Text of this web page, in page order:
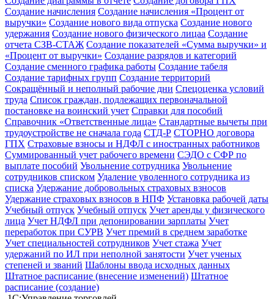
Создание начисления Создание начисления «Процент от
выручки» Создание нового вида отпуска Создание нового
удержания Создание нового физического лицаа Создание
отчета СЗВ-СТАЖ Создание показателей «Сумма выручки» и
«Процент от выручки» Создание разрядов и категорий
Создание сменного графика работы Создание табеля
Создание тарифных групп Создание территорий
Сокращённый и неполный рабочие дни Спецоценка условий
труда Список граждан, подлежащих первоначальной
постановке на воинский учет Справки для пособий
Справочник «Ответственные лица» Стандартные вычеты при
трудоустройстве не сначала года СТД-Р СТОРНО договора
ГПХ Страховые взносы и НДФЛ с иностранных работников
Суммированный учет рабочего времени СЭДО с СФР по
выплате пособий Увольнение сотрудника Увольнение
сотрудников списком Удаление уволенного сотрудника из
списка Удержание добровольных страховых взносов
Удержание страховых взносов в НПФ Установка рабочей даты
Учебный отпуск Учебный отпуск Учет аренды у физического
лица Учет НДФЛ при депонировании зарплаты Учет
переработок при СУРВ Учет премий в среднем заработке
Учет специальностей сотрудников Учет стажа Учет
удержаний по ИЛ при неполной занятости Учет ученых
степеней и званий Шаблоны ввода исходных данных
Штатное расписание (внесение изменений) Штатное
расписание (создание)